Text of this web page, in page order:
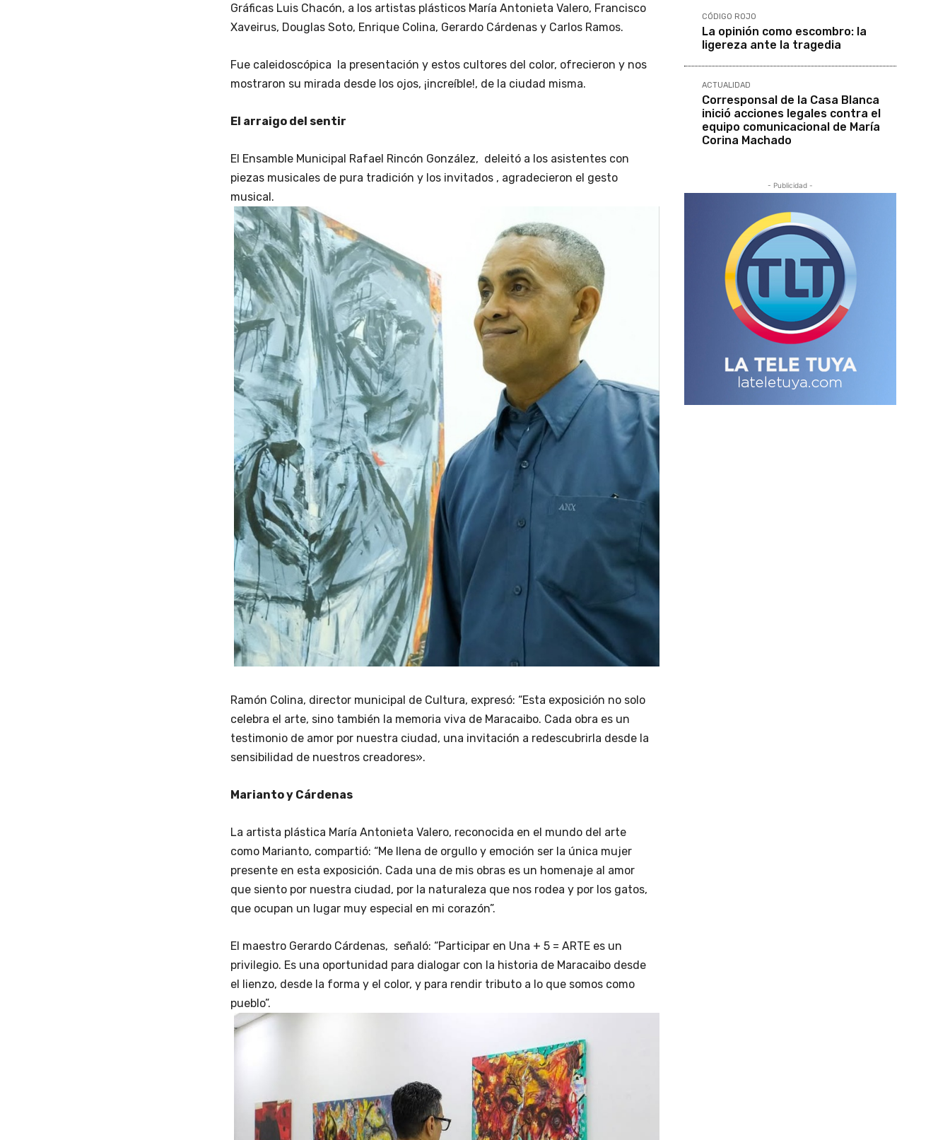
Gráficas Luis Chacón, a los artistas plásticos María Antonieta Valero, Francisco
Xaveirus, Douglas Soto, Enrique Colina, Gerardo Cárdenas y Carlos Ramos.
Fue caleidoscópica la presentación y estos cultores del color, ofrecieron y nos
mostraron su mirada desde los ojos, ¡increíble!, de la ciudad misma.
El arraigo del sentir
El Ensamble Municipal Rafael Rincón González, deleitó a los asistentes con
piezas musicales de pura tradición y los invitados , agradecieron el gesto
musical.
Ramón Colina, director municipal de Cultura, expresó: “Esta exposición no solo
celebra el arte, sino también la memoria viva de Maracaibo. Cada obra es un
testimonio de amor por nuestra ciudad, una invitación a redescubrirla desde la
sensibilidad de nuestros creadores».
Marianto y Cárdenas
La artista plástica María Antonieta Valero, reconocida en el mundo del arte
como Marianto, compartió: “Me llena de orgullo y emoción ser la única mujer
presente en esta exposición. Cada una de mis obras es un homenaje al amor
que siento por nuestra ciudad, por la naturaleza que nos rodea y por los gatos,
que ocupan un lugar muy especial en mi corazón”.
El maestro Gerardo Cárdenas, señaló: “Participar en Una + 5 = ARTE es un
privilegio. Es una oportunidad para dialogar con la historia de Maracaibo desde
el lienzo, desde la forma y el color, y para rendir tributo a lo que somos como
pueblo”.
CÓDIGO ROJO
La opinión como escombro: la
ligereza ante la tragedia
ACTUALIDAD
Corresponsal de la Casa Blanca
inició acciones legales contra el
equipo comunicacional de María
Corina Machado
- Publicidad -